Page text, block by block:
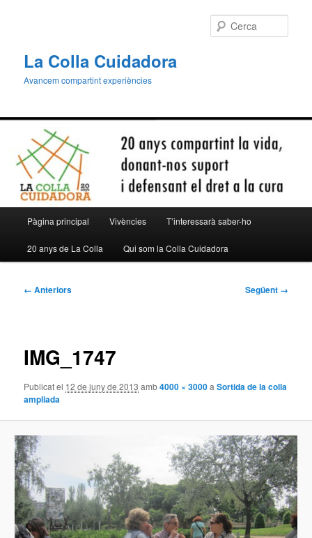
La Colla Cuidadora
Avancem compartint experiències
principal
Pàgina principal Vivències T’interessarà saber-ho
20 anys de La Colla Qui som la Colla Cuidadora
Navegació
← Anteriors Següent →
IMG_1747
Publicat el 12 de juny de 2013 amb4000 × 3000aSortida de la colla
ampliada